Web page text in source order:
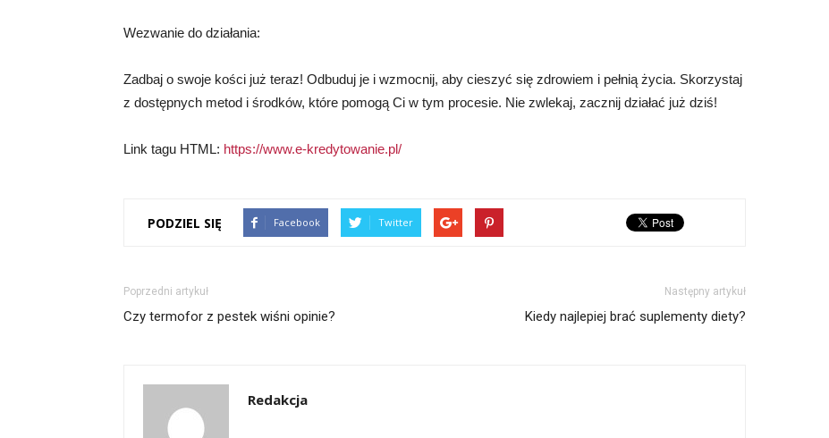
Wezwanie do działania:
Zadbaj o swoje kości już teraz! Odbuduj je i wzmocnij, aby cieszyć się zdrowiem i pełnią życia. Skorzystaj
z dostępnych metod i środków, które pomogą Ci w tym procesie. Nie zwlekaj, zacznij działać już dziś!
Link tagu HTML: https://www.e-kredytowanie.pl/
PODZIEL SIĘ Facebook Twitter
Poprzedni artykuł
Czy termofor z pestek wiśni opinie?
Następny artykuł
Kiedy najlepiej brać suplementy diety?
Redakcja